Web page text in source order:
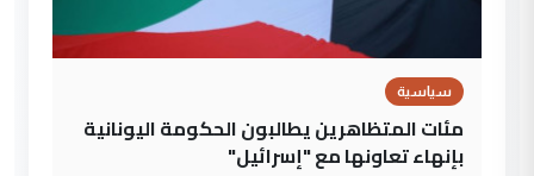
سياسية
مئات المتظاهرين يطالبون الحكومة اليونانية
بإنهاء تعاونها مع "إسرائيل"